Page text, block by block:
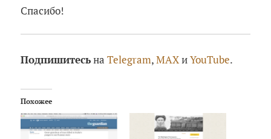
Спасибо!
ПодпишитесьнаTelegram,MAXиYouTube.
Похожее